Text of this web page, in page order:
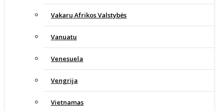
Vakarų Afrikos Valstybės
Vanuatu
Venesuela
Vengrija
Vietnamas